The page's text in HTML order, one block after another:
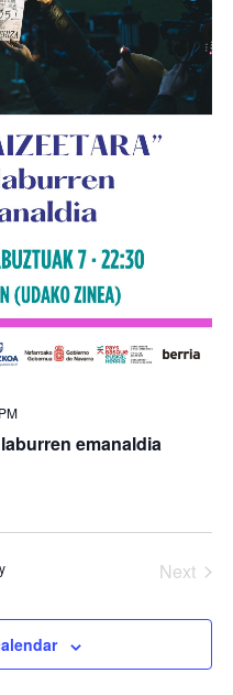
emanaldia
Next